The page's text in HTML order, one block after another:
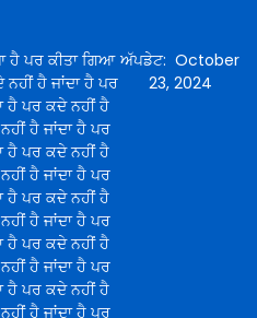
ਪਰ ਕੀਤਾ ਗਿਆ
ਹੈ ਜਾਂਦਾ ਹੈ ਪਰ
ਹੈ ਪਰ ਕਦੇ ਨਹੀਂ ਹੈ
ਹੈ ਜਾਂਦਾ ਹੈ ਪਰ
ਹੈ ਪਰ ਕਦੇ ਨਹੀਂ ਹੈ
ਹੈ ਜਾਂਦਾ ਹੈ ਪਰ
ਹੈ ਪਰ ਕਦੇ ਨਹੀਂ ਹੈ
ਹੈ ਜਾਂਦਾ ਹੈ ਪਰ
ਹੈ ਪਰ ਕਦੇ ਨਹੀਂ ਹੈ
ਹੈ ਜਾਂਦਾ ਹੈ ਪਰ
ਹੈ ਪਰ ਕਦੇ ਨਹੀਂ ਹੈ
ਹੈ ਜਾਂਦਾ ਹੈ ਪਰ
ਅੱਪਡੇਟ: October
23, 2024